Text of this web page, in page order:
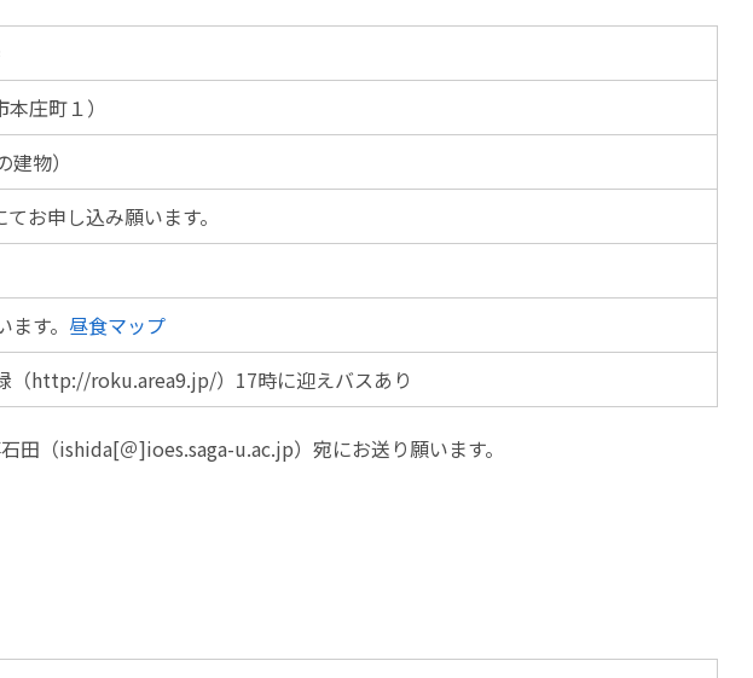
庄町１）
物）
てお申し込み願います。
す。 昼食マップ
（http://roku.area9.jp/）17時に迎えバスあり
田（ishida[＠]ioes.saga-u.ac.jp）宛にお送り願います。